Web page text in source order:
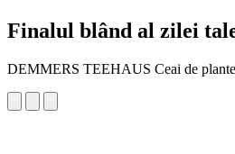
Finalul blând al zilei
DEMMERS TEEHAUS Ceai de plante